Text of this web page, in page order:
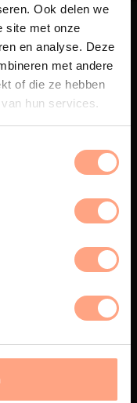
Ook delen we
site met onze
en analyse. Deze
met andere
of die ze hebben
hun services.